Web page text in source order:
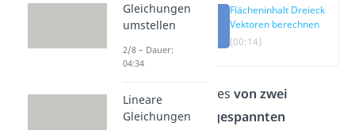
Flächeninhalt Dreieck
Vektoren berechnen
(00:14)
DieFläche eines von zwei
Vektoren aufgespannten
Gleichungen
umstellen
2/8 – Dauer:
04:34
Lineare
Gleichungen